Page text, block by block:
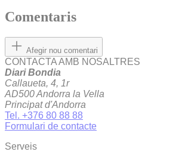
Comentaris
Afegir nou comentari
CONTACTA AMB NOSALTRES
Diari Bondia
Callaueta, 4, 1r
AD500 Andorra la Vella
Principat d'Andorra
Tel. +376 80 88 88
Formulari de contacte
Serveis